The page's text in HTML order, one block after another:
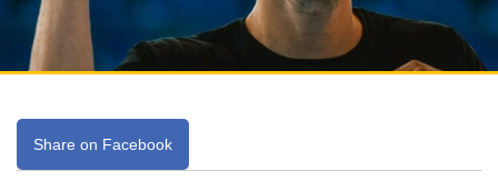
Share on Facebook